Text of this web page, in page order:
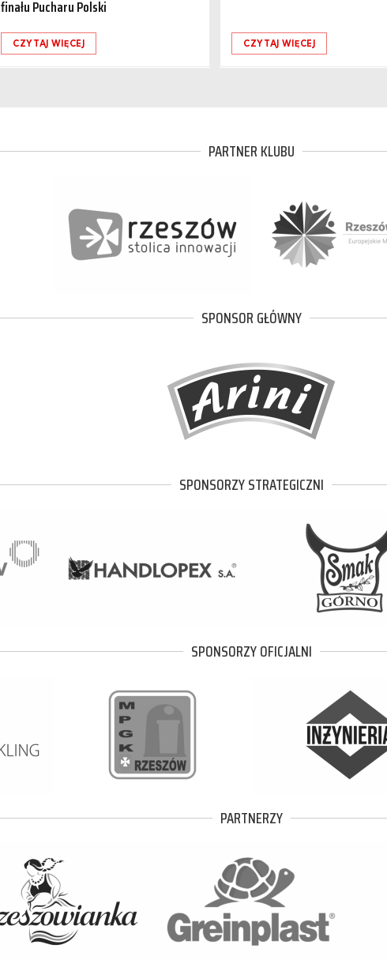
finału Pucharu Polski
CZYTAJ WIĘCEJ CZYTAJ WIĘCEJ
PARTNER KLUBU
SPONSOR GŁÓWNY
SPONSORZY STRATEGICZNI
SPONSORZY OFICJALNI
PARTNERZY